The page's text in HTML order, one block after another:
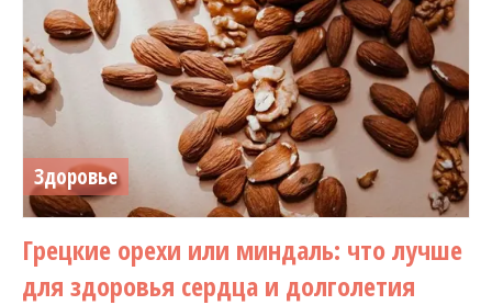
Здоровье
Грецкие орехи или миндаль: что лучше
для здоровья сердца и долголетия